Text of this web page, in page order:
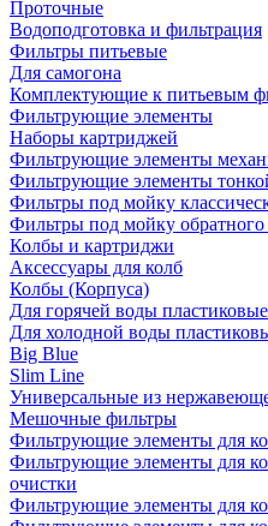
Проточные
Водоподготовка и фильтрация
Фильтры питьевые
Для самогона
Комплектующие к питьевым
Фильтрующие элементы
Наборы картриджей
Фильтрующие элементы
Фильтрующие элементы
Фильтры под мойку
Фильтры под мойку обратного
Колбы и картриджи
Аксессуары для колб
Колбы (Корпуса)
Для горячей воды пластиковые
Для холодной воды
Big Blue
Slim Line
Универсальные из
Мешочные фильтры
Фильтрующие элементы для
Фильтрующие элементы для
очистки
Фильтрующие элементы для